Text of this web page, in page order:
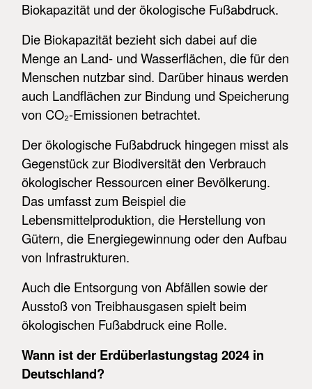
Biokapazität und der ökologische Fußabdruck.
Die Biokapazität bezieht sich dabei auf die
Menge an Land- und Wasserflächen, die für den
Menschen nutzbar sind. Darüber hinaus werden
auch Landflächen zur Bindung und Speicherung
von CO₂-Emissionen betrachtet.
Der ökologische Fußabdruck hingegen misst als
Gegenstück zur Biodiversität den Verbrauch
ökologischer Ressourcen einer Bevölkerung.
Das umfasst zum Beispiel die
Lebensmittelproduktion, die Herstellung von
Gütern, die Energiegewinnung oder den Aufbau
von Infrastrukturen.
Auch die Entsorgung von Abfällen sowie der
Ausstoß von Treibhausgasen spielt beim
ökologischen Fußabdruck eine Rolle.
Wann ist der Erdüberlastungstag 2024 in
Deutschland?